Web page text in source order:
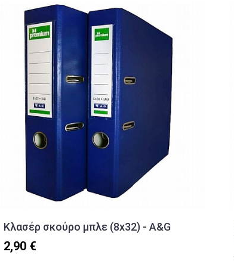
Κλασέρ σκούρο μπλε (8x32) - A&G
2,90 €